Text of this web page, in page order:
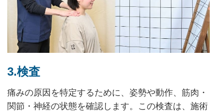
3.検査
痛みの原因を特定するために、姿勢や動作、筋肉・
関節・神経の状態を確認します。この検査は、施術